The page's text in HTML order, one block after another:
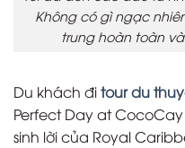
Không có gì ngạc
trung hoàn toàn
Du khách đitour du
Perfect Day at
sinh lời của Royal